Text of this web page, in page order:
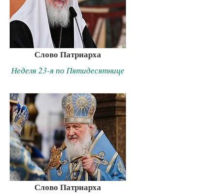
Слово Патриарха
Неделя 23-я по Пятидесятнице
Слово Патриарха